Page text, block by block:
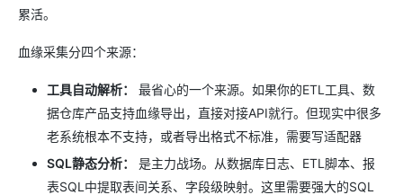
累活。
血缘采集分四个来源：
工具自动解析：
最省心的一个来源。如果你的ETL工具、数
据仓库产品支持血缘导出，直接对接API就行。但现实中很多
老系统根本不支持，或者导出格式不标准，需要写适配器
SQL静态分析：
是主力战场。从数据库日志、ETL脚本、报
表SQL中提取表间关系、字段级映射。这里需要强大的SQL